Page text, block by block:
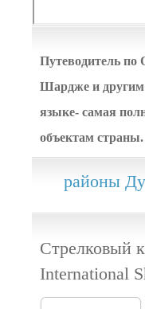
Путеводитель
Шардже и другим
языке- самая
объектам страны.
районы
Стрелковый
International